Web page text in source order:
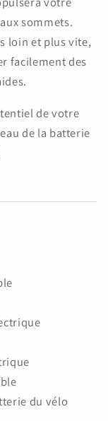
sommets.
loin et plus vite,
facilement des
de votre
de la batterie
du vélo